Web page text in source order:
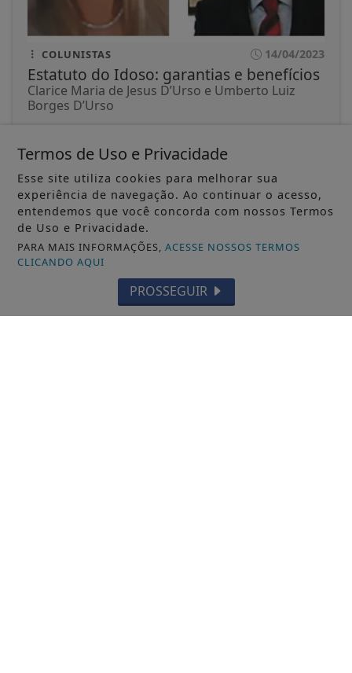
COLUNISTAS 14/04/2023
Estatuto do Idoso: garantias e benefícios
Clarice Maria de Jesus D’Urso e Umberto Luiz
Borges D’Urso
ACESSAR
Não possui uma conta?
Você pode ler matérias exclusivas, anunciar
Termos de Uso e Privacidade
Esse site utiliza cookies para melhorar sua
experiência de navegação. Ao continuar o acesso,
entendemos que você concorda com nossos Termos
de Uso e Privacidade.
PARA MAIS INFORMAÇÕES,ACESSE NOSSOS TERMOS
CLICANDO AQUI
PROSSEGUIR